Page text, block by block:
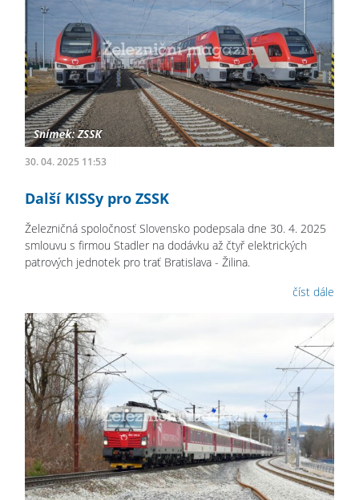
30. 04. 2025 11:53
Další KISSy pro ZSSK
Železničná spoločnosť Slovensko podepsala dne 30. 4. 2025
smlouvu s firmou Stadler na dodávku až čtyř elektrických
patrových jednotek pro trať Bratislava - Žilina.
číst dále